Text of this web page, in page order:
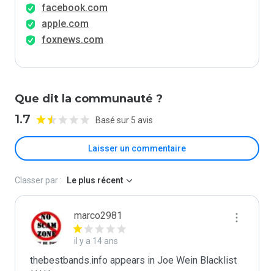
facebook.com
apple.com
foxnews.com
Que dit la communauté ?
1.7 Basé sur 5 avis
Laisser un commentaire
Classer par : Le plus récent
marco2981
il y a 14 ans
thebestbands.info appears in Joe Wein Blacklist